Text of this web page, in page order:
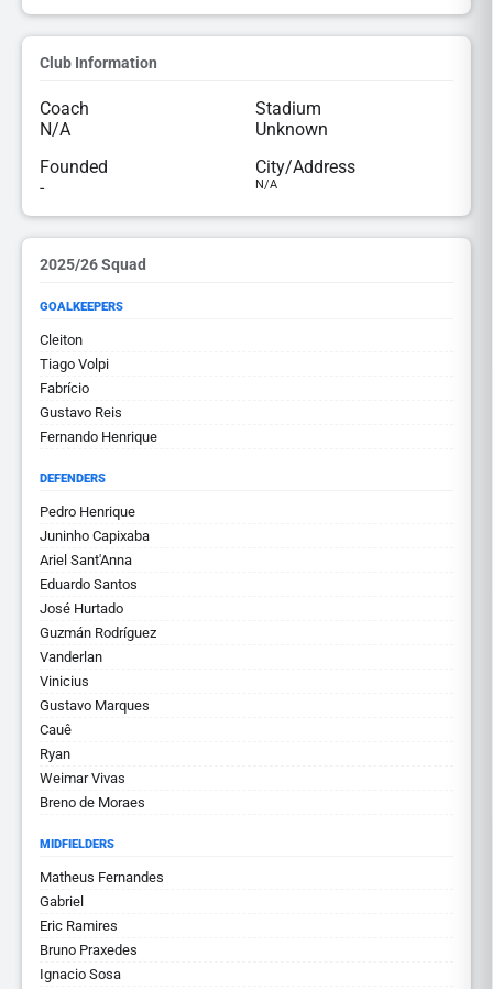
Club Information
Coach
N/A
Stadium
Unknown
Founded
-
City/Address
N/A
2025/26 Squad
GOALKEEPERS
Cleiton
Tiago Volpi
Fabrício
Gustavo Reis
Fernando Henrique
DEFENDERS
Pedro Henrique
Juninho Capixaba
Ariel Sant'Anna
Eduardo Santos
José Hurtado
Guzmán Rodríguez
Vanderlan
Vinicius
Gustavo Marques
Cauê
Ryan
Weimar Vivas
Breno de Moraes
MIDFIELDERS
Matheus Fernandes
Gabriel
Eric Ramires
Bruno Praxedes
Ignacio Sosa